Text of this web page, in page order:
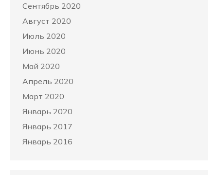
Сентябрь 2020
Август 2020
Июль 2020
Июнь 2020
Май 2020
Апрель 2020
Март 2020
Январь 2020
Январь 2017
Январь 2016